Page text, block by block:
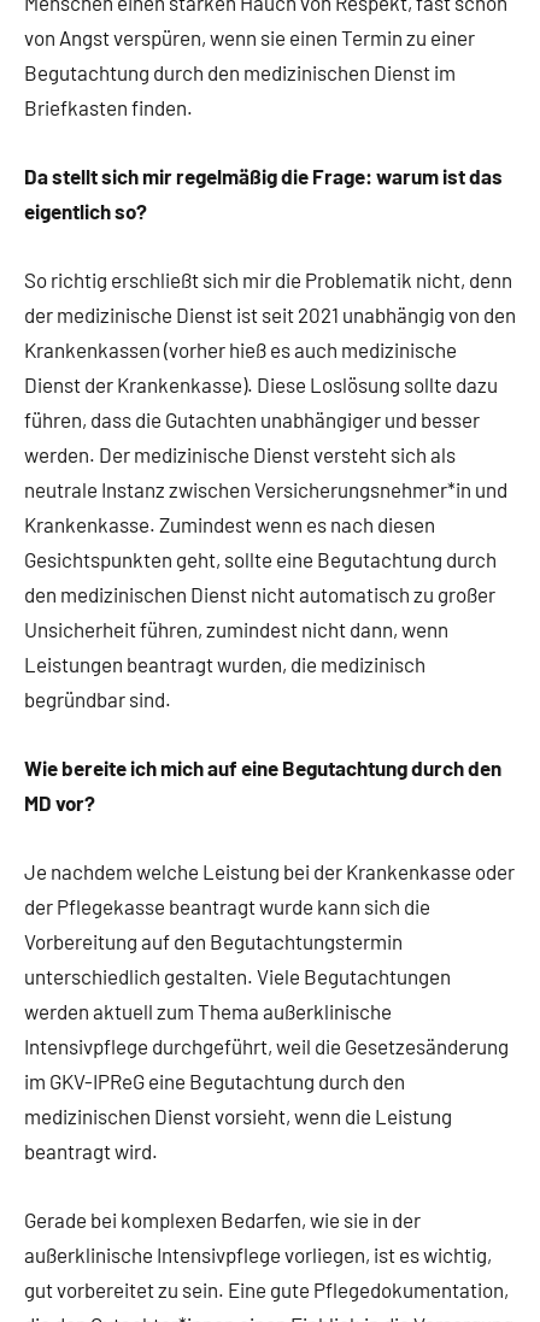
von Angst verspüren, wenn sie einen Termin zu einer
Begutachtung durch den medizinischen Dienst im
Briefkasten finden.
Da stellt sich mir regelmäßig die Frage: warum ist das
eigentlich so?
So richtig erschließt sich mir die Problematik nicht, denn
der medizinische Dienst ist seit 2021 unabhängig von den
Krankenkassen (vorher hieß es auch medizinische
Dienst der Krankenkasse). Diese Loslösung sollte dazu
führen, dass die Gutachten unabhängiger und besser
werden. Der medizinische Dienst versteht sich als
neutrale Instanz zwischen Versicherungsnehmer*in und
Krankenkasse. Zumindest wenn es nach diesen
Gesichtspunkten geht, sollte eine Begutachtung durch
den medizinischen Dienst nicht automatisch zu großer
Unsicherheit führen, zumindest nicht dann, wenn
Leistungen beantragt wurden, die medizinisch
begründbar sind.
Wie bereite ich mich auf eine Begutachtung durch den
MD vor?
Je nachdem welche Leistung bei der Krankenkasse oder
der Pflegekasse beantragt wurde kann sich die
Vorbereitung auf den Begutachtungstermin
unterschiedlich gestalten. Viele Begutachtungen
werden aktuell zum Thema außerklinische
Intensivpflege durchgeführt, weil die Gesetzesänderung
im GKV-IPReG eine Begutachtung durch den
medizinischen Dienst vorsieht, wenn die Leistung
beantragt wird.
Gerade bei komplexen Bedarfen, wie sie in der
außerklinische Intensivpflege vorliegen, ist es wichtig,
gut vorbereitet zu sein. Eine gute Pflegedokumentation,